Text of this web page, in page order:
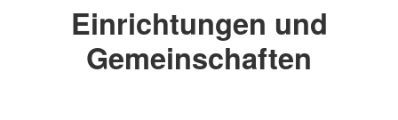
Einrichtungen und
Gemeinschaften